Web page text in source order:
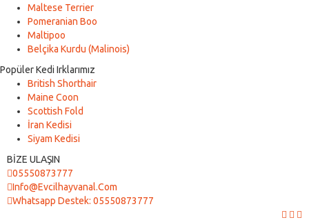
Maltese Terrier
Pomeranian Boo
Maltipoo
Belçika Kurdu (Malinois)
Popüler Kedi Irklarımız
British Shorthair
Maine Coon
Scottish Fold
İran Kedisi
Siyam Kedisi
BİZE ULAŞIN
05550873777
Info@evcilhayvanal.com
Whatsapp Destek: 05550873777